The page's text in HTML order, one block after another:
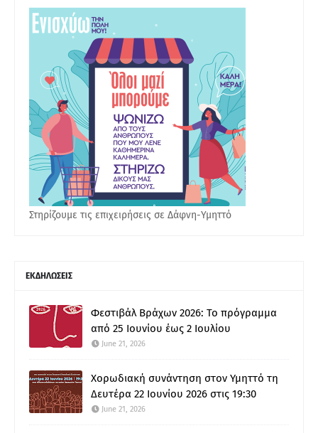
Στηρίζουμε τις επιχειρήσεις σε Δάφνη-Υμηττό
ΕΚΔΗΛΩΣΕΙΣ
Φεστιβάλ Βράχων 2026: Το πρόγραμμα
από 25 Ιουνίου έως 2 Ιουλίου
June 21, 2026
Χορωδιακή συνάντηση στον Υμηττό τη
Δευτέρα 22 Ιουνίου 2026 στις 19:30
June 21, 2026